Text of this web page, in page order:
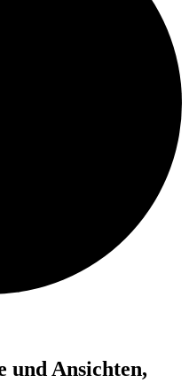
und Ansichten,